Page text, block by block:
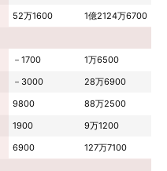
52万1600
1億2124万6700
－1700
1万6500
－3000
28万6900
9800
88万2500
1900
9万1200
6900
127万7100